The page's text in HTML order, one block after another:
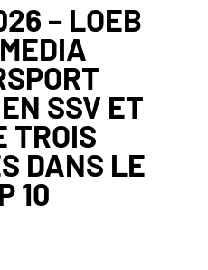
– LOEB
SSV ET
TROIS
DANS LE
10